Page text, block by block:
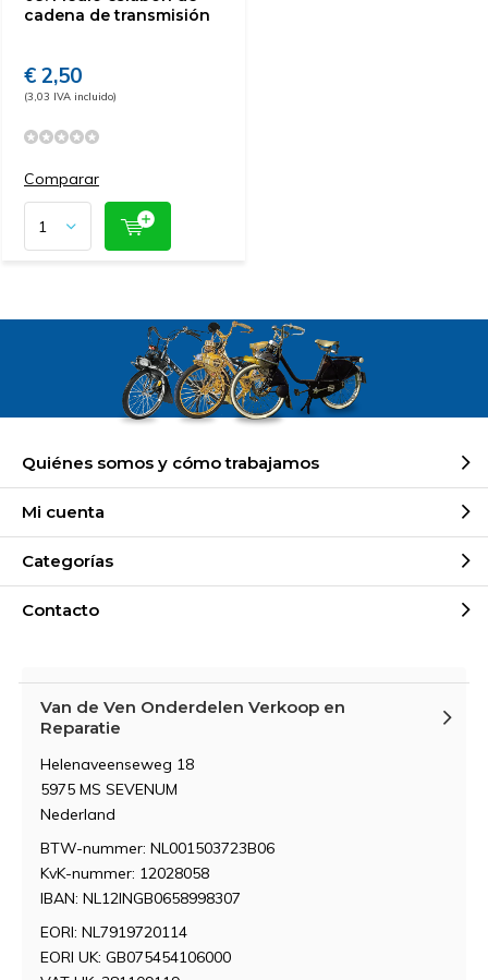
cadena de transmisión
€ 2,50
(3,03 IVA incluido)
Comparar
Quiénes somos y cómo trabajamos
Mi cuenta
Categorías
Contacto
Van de Ven Onderdelen Verkoop en
Reparatie
Helenaveenseweg 18
5975 MS SEVENUM
Nederland
BTW-nummer: NL001503723B06
KvK-nummer: 12028058
IBAN: NL12INGB0658998307
EORI: NL7919720114
EORI UK: GB075454106000